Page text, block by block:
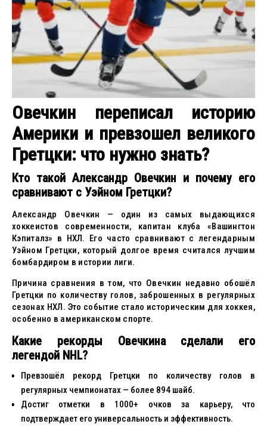
Овечкин переписал историю
Америки и превзошел великого
Гретцки: что нужно знать?
Кто такой Александр Овечкин и почему его
сравнивают с Уэйном Гретцки?
Александр Овечкин — один из самых выдающихся
хоккеистов современности, капитан клуба «Вашингтон
Кэпиталз» в НХЛ. Его часто сравнивают с легендарным
Уэйном Гретцки, который долгое время считался лучшим
бомбардиром в истории лиги.
Причина сравнения в том, что Овечкин недавно обошёл
Гретцки по количеству голов, заброшенных в регулярных
сезонах НХЛ. Это событие стало историческим для хоккея,
особенно в американском спорте.
Какие рекорды Овечкина сделали его
легендой NHL?
Превзошёл рекорд Гретцки по количеству голов в
регулярных чемпионатах — более 894 шайб.
Достиг отметки в 1000+ очков за карьеру, что
подтверждает его универсальность и эффективность.